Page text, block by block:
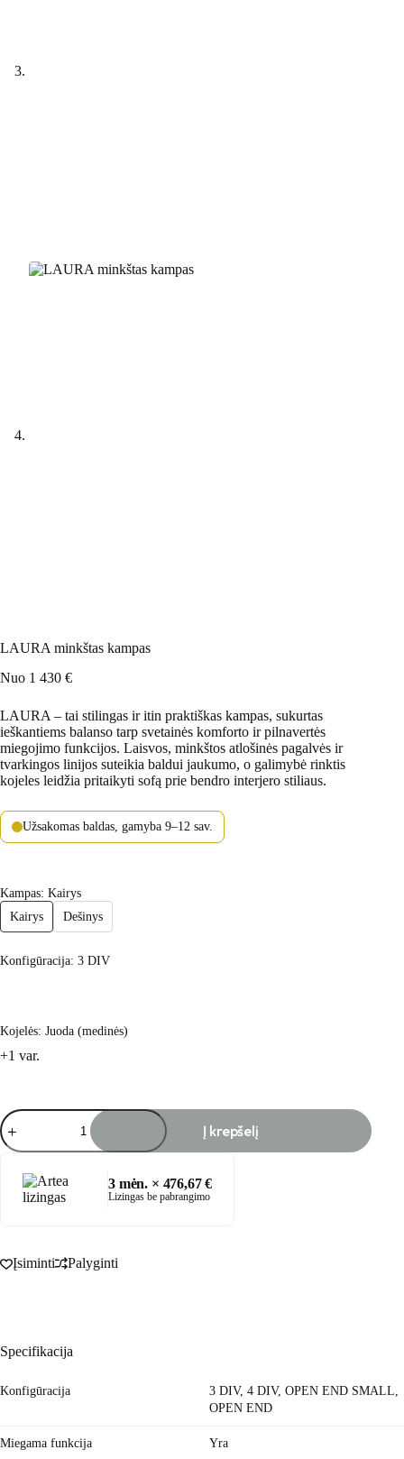
LAURA minkštas kampas
Nuo 1 430 €
LAURA – tai stilingas ir itin praktiškas kampas, sukurtas
ieškantiems balanso tarp svetainės komforto ir pilnavertės
miegojimo funkcijos. Laisvos, minkštos atlošinės pagalvės ir
tvarkingos linijos suteikia baldui jaukumo, o galimybė rinktis
kojeles leidžia pritaikyti sofą prie bendro interjero stiliaus.
Užsakomas baldas, gamyba 9–12 sav.
Kampas: Kairys
Kairys
Dešinys
Konfigūracija: 3 DIV
Kojelės: Juoda (medinės)
+1 var.
produkto
kiekis:
LAURA
kampas
Į krepšelį
3mėn. × 476,67€
Lizingas be pabrangimo
Įsiminti Palyginti
Specifikacija
Konfigūracija
3 DIV, 4 DIV, OPEN END SMALL,
OPEN END
Miegama funkcija Yra